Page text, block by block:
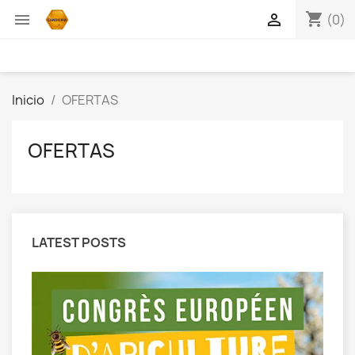
 shopping_cart (0)

Inicio OFERTAS
OFERTAS
LATEST POSTS